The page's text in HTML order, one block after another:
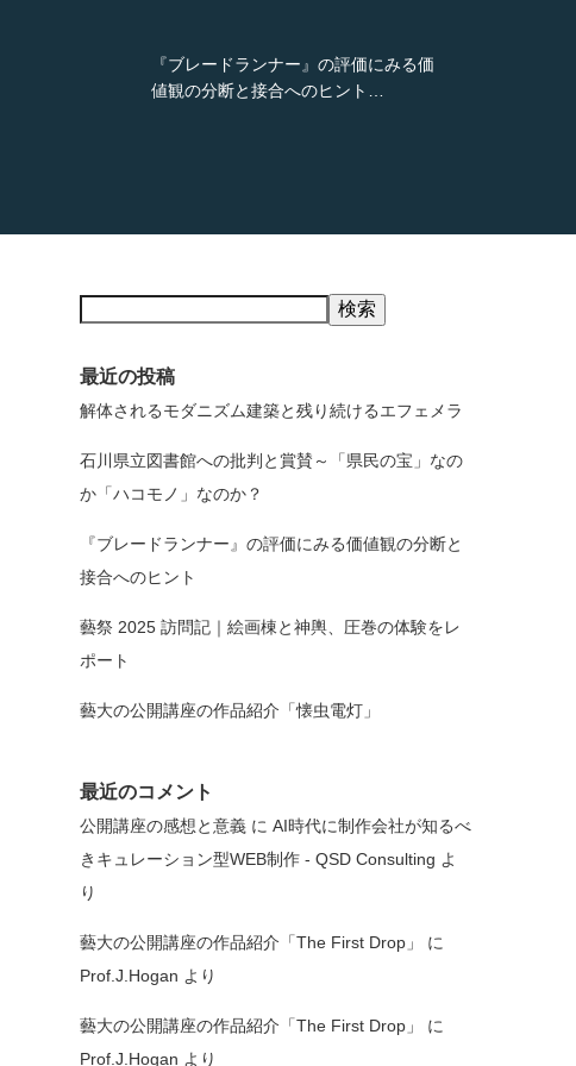
の評価にみる価
ヒント…
藝祭 2025 訪問記｜絵画棟と神輿
巻の体験をレポート
検索
最近の投稿
解体されるモダニズム建築と残り続けるエフェメラ
石川県立図書館への批判と賞賛～「県民の宝」なの
か「ハコモノ」なのか？
『ブレードランナー』の評価にみる価値観の分断と
接合へのヒント
藝祭 2025 訪問記｜絵画棟と神輿、圧巻の体験をレ
ポート
藝大の公開講座の作品紹介「懐虫電灯」
最近のコメント
公開講座の感想と意義 に AI時代に制作会社が知るべ
きキュレーション型WEB制作 - QSD Consulting よ
り
藝大の公開講座の作品紹介「The First Drop」
に
Prof.J.Hogan より
藝大の公開講座の作品紹介「The First Drop」
に
Prof.J.Hogan より